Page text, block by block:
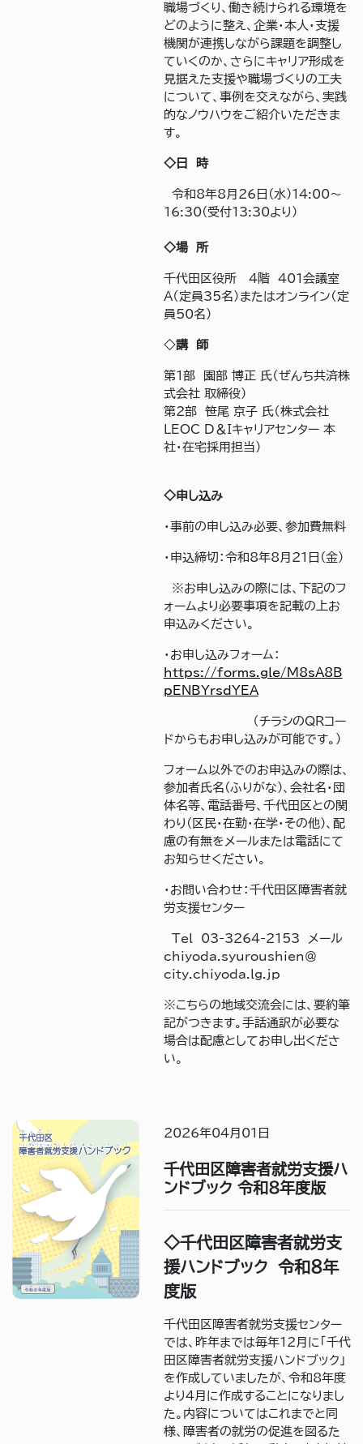
職場づくり、働き続けられる環境を
どのように整え、企業・本人・支援
機関が連携しながら課題を調整し
ていくのか、さらにキャリア形成を
見据えた支援や職場づくりの工夫
について、事例を交えながら、実践
的なノウハウをご紹介いただきま
す。
◇日 時
令和8年8月26日(水)14:00～
16:30(受付13:30より）
◇場 所
千代田区役所 4階 401会議室
A（定員35名）またはオンライン（定
員50名）
◇講 師
第1部 園部 博正 氏（ぜんち共済株
式会社 取締役）
第2部 笹尾 京子 氏（株式会社
LEOC D＆Iキャリアセンター 本
社・在宅採用担当）
◇申し込み
・事前の申し込み必要、参加費無料
・申込締切：令和8年8月21日(金)
※お申し込みの際には、下記のフ
ォームより必要事項を記載の上お
申込みください。
・お申し込みフォーム：
https://forms.gle/M8sA8B
pENBYrsdYEA
（チラシのQRコー
ドからもお申し込みが可能です。）
フォーム以外でのお申込みの際は、
参加者氏名(ふりがな)、会社名・団
体名等、電話番号、千代田区との関
わり(区民・在勤・在学・その他)、配
慮の有無をメールまたは電話にて
お知らせください。
・お問い合わせ：千代田区障害者就
労支援センター
Tel 03-3264-2153 メール
chiyoda.syuroushien＠
city.chiyoda.lg.jp
※こちらの地域交流会には、要約筆
記がつきます。手話通訳が必要な
場合は配慮としてお申し出くださ
い。
2026年04月01日
千代田区障害者就労支援ハ
ンドブック 令和8年度版
◇千代田区障害者就労支
援ハンドブック 令和８年
度版
千代田区障害者就労支援センター
では、昨年までは毎年12月に「千代
田区障害者就労支援ハンドブック」
を作成していましたが、令和8年度
より４月に作成することになりまし
た。内容についてはこれまでと同
様、障害者の就労の促進を図るた